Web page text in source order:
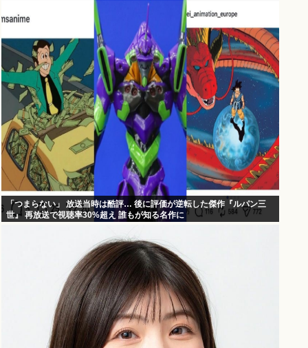
「つまらない」 放送当時は酷評… 後に評価が逆転した傑作『ルパン三
世』 再放送で視聴率30%超え 誰もが知る名作に